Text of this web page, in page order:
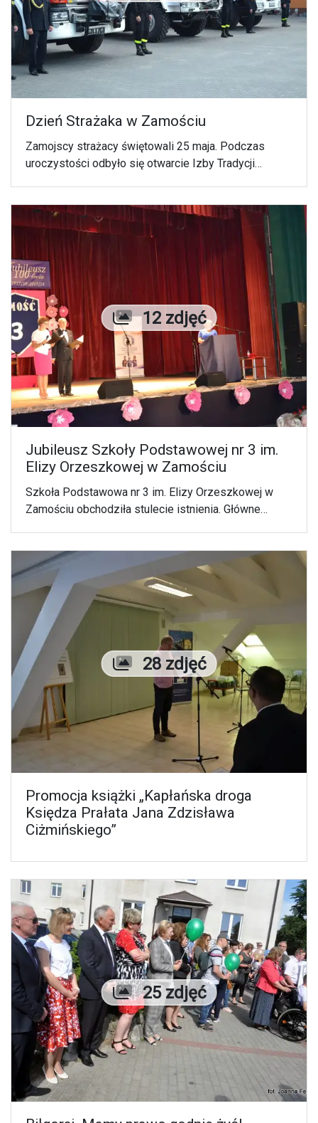
Dzień Strażaka w Zamościu
Zamojscy strażacy świętowali 25 maja. Podczas
uroczystości odbyło się otwarcie Izby Tradycji
Liczba zdjęć
12 zdjęć
Jubileusz Szkoły Podstawowej nr 3 im.
Elizy Orzeszkowej w Zamościu
Szkoła Podstawowa nr 3 im. Elizy Orzeszkowej w
Zamościu obchodziła stulecie istnienia. Główne
Liczba zdjęć
28 zdjęć
Promocja książki „Kapłańska droga
Księdza Prałata Jana Zdzisława
Ciżmińskiego”
Liczba zdjęć
25 zdjęć